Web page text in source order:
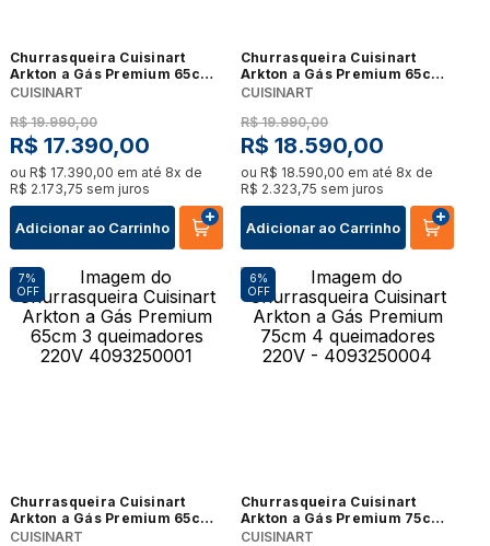
Churrasqueira Cuisinart
Arkton a Gás Premium 65cm
3 queimadores 220V
CUISINART
R$ 19.990,00
R$ 17.390,00
ou R$ 17.390,00 em até 8x de
R$ 2.173,75 sem juros
Adicionar ao Carrinho
Churrasqueira Cuisinart
Arkton a Gás Premium 65cm
3 queimadores 220V -
CUISINART
R$ 19.990,00
R$ 18.590,00
ou R$ 18.590,00 em até 8x de
R$ 2.323,75 sem juros
Adicionar ao Carrinho
7%
OFF
Churrasqueira Cuisinart
Arkton a Gás Premium 65cm
3 queimadores 220V
CUISINART
6%
OFF
Churrasqueira Cuisinart
Arkton a Gás Premium 75cm
4 queimadores 220V -
CUISINART